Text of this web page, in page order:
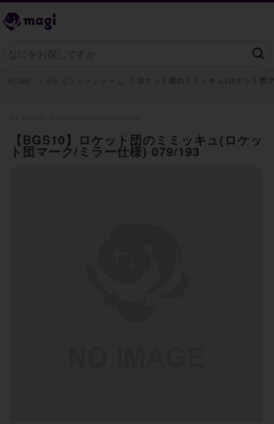
【BGS10】ロケット団のミミッキュ(ロケッ
ト団マーク/ミラー仕様) 079/193